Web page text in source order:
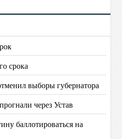
срока
выборы губернатора
через Устав
баллотироваться на